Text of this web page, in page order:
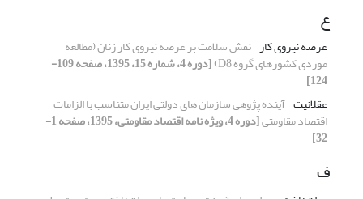
ع
عرضه نیروی کار نقش سلامت بر عرضه نیروی کار زنان (مطالعه
موردی کشورهای گروه D8) [دوره 4، شماره 15، 1395، صفحه 109-
124]
عقلانیت آینده پژوهی سازمان های دولتی ایران متناسب با الزامات
اقتصاد مقاومتی [دوره 4، ویژه نامه اقتصاد مقاومتی، 1395، صفحه 1-
32]
ف